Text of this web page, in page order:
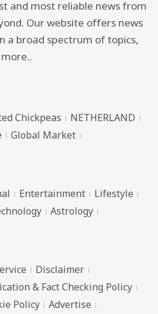
and most reliable news from
Our website offers news
a broad spectrum of topics,
Chickpeas
NETHERLAND
Global Market
Entertainment
Lifestyle
Astrology
Disclaimer
& Fact Checking Policy
Policy Advertise